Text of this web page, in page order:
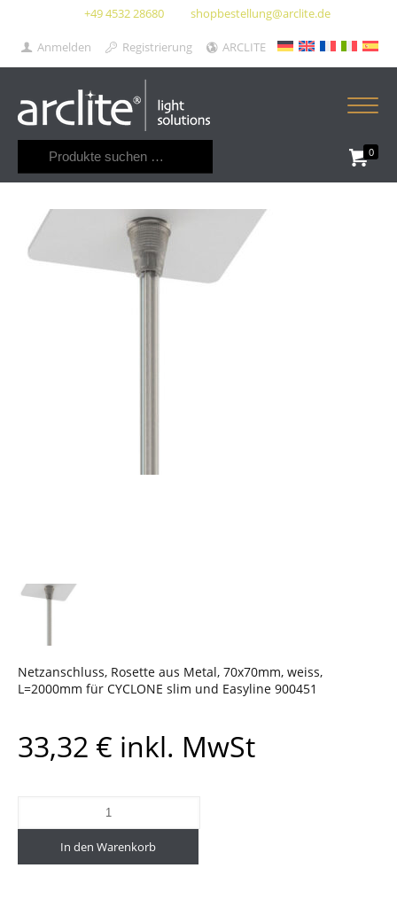
+49 4532 28680 shopbestellung@arclite.de
Anmelden Registrierung ARCLITE
0
Netzanschluss, Rosette aus Metal, 70x70mm, weiss,
L=2000mm für CYCLONE slim und Easyline 900451
33,32 € inkl. MwSt
In den Warenkorb